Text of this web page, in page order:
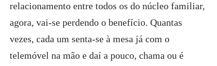
relacionamento entre todos os do núcleo familiar,
agora, vai-se perdendo o benefício. Quantas
vezes, cada um senta-se à mesa já com o
telemóvel na mão e daí a pouco, chama ou é